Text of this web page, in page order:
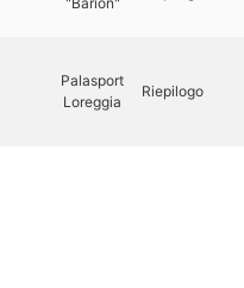
Palasport
Loreggia
Riepilogo